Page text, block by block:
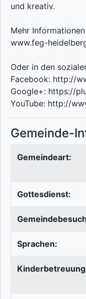
und kreativ.
Mehr
www.feg-
Oder in den
Facebook: http://
Google+: https://
YouTube: http://
Gemeinde-
Gemeindeart:
Gottesdienst:
Sprachen: